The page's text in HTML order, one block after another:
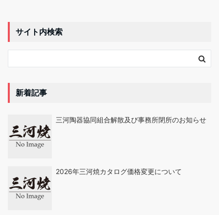
サイト内検索
新着記事
三河陶器協同組合解散及び事務所閉所のお知らせ
2026年三河焼カタログ価格変更について